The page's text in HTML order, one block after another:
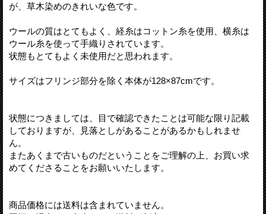
が、草木染めのきれいな色です。
ウールの質はとてもよく、経糸はコットン糸を使用、横糸は
ウール糸を使って手織りされています。
状態もとてもよく未使用だと思われます。
サイズはフリンジ部分を除く本体が128×87cmです。
状態につきましては、目で確認できたことは可能な限り記載
しておりますが、見落としがあることがあるかもしれませ
ん。
またあくまで古いものだということをご理解の上、お買い求
めてくださることをお願いいたします。
商品価格には送料は含まれていません。